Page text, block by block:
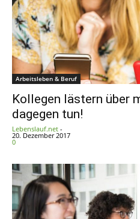
Arbeitsleben & Beruf
Kollegen lästern über
dagegen tun!
Lebenslauf.net -
20. Dezember 2017
0